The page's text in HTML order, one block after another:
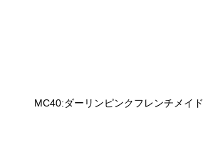
MC40:ダーリンピンクフレンチメイド